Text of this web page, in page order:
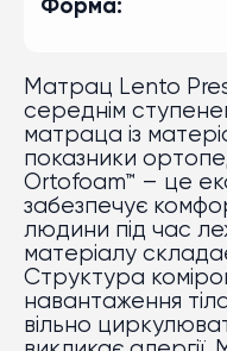
Форма
Матрац Lento
середнім
матраца із
показники
Ortofoam™ – це
забезпечує
людини під час
матеріалу
Структура
навантаження
вільно